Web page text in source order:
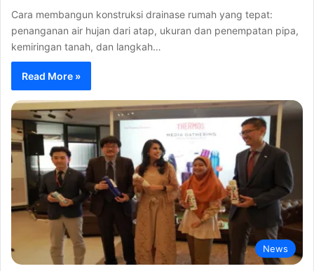
Cara membangun konstruksi drainase rumah yang tepat:
penanganan air hujan dari atap, ukuran dan penempatan pipa,
kemiringan tanah, dan langkah…
Read More »
News